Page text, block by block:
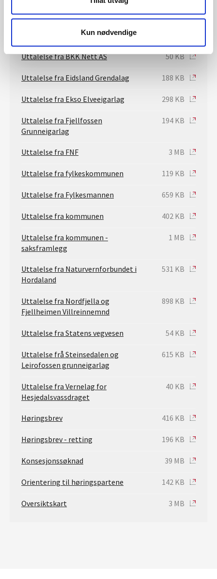
Kun nødvendige
Søkers kommentar til uttalelsene 3 MB
Uttalelse fra Bjørn Arvid Ekse
Uttalelse fra BKK Nett AS 50 KB
Uttalelse fra Eidsland Grendalag 188 KB
Uttalelse fra Ekso Elveeigarlag 298 KB
Uttalelse fra Fjellfossen
Grunneigarlag
194 KB
Uttalelse fra FNF 3 MB
Uttalelse fra fylkeskommunen 119 KB
Uttalelse fra Fylkesmannen 659 KB
Uttalelse fra kommunen 402 KB
Uttalelse fra kommunen -
saksframlegg
1 MB
Uttalelse fra Naturvernforbundet i
Hordaland
531 KB
Uttalelse fra Nordfjella og
Fjellheimen Villreinnemnd
898 KB
Uttalelse fra Statens vegvesen 54 KB
Uttalelse frå Steinsedalen og
Leirofossen grunneigarlag
615 KB
Uttalelse fra Vernelag for
Hesjedalsvassdraget
40 KB
Høringsbrev 416 KB
Høringsbrev - retting 196 KB
Konsesjonssøknad 39 MB
Orientering til høringspartene 142 KB
Oversiktskart 3 MB